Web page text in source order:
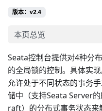
版本：v2.4
本页总览
Seata控制台提供对4种分
的全局锁的控制。具体实
允许处于不同状态的事务
储中（支持Seata Server
raft）的分布式事务状态来